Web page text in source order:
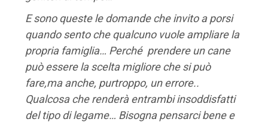
E sono queste le domande che invito a porsi
quando sento che qualcuno vuole ampliare la
propria famiglia… Perché prendere un cane
può essere la scelta migliore che si può
fare,ma anche, purtroppo, un errore..
Qualcosa che renderà entrambi insoddisfatti
del tipo di legame… Bisogna pensarci bene e